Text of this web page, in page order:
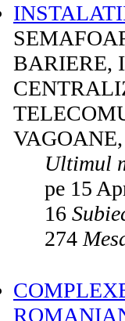
BARIERE,
Ultimul
pe 15
16
274